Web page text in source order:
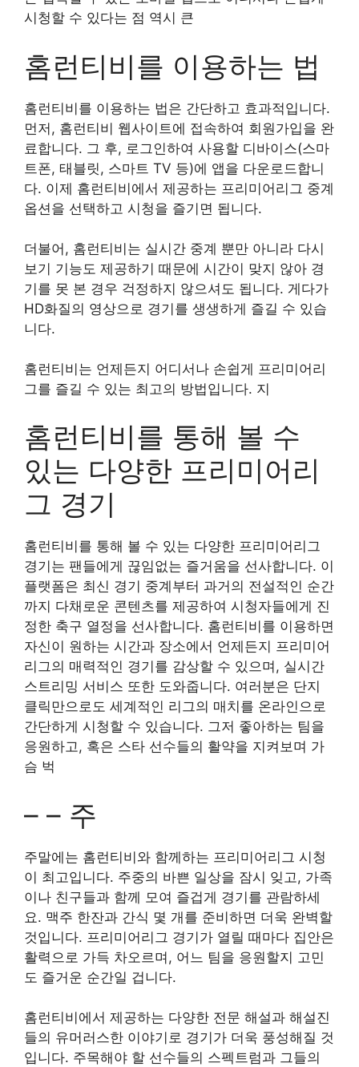
시청할 수 있다는 점 역시 큰
홈런티비를 이용하는 법
홈런티비를 이용하는 법은 간단하고 효과적입니다.
먼저, 홈런티비 웹사이트에 접속하여 회원가입을 완
료합니다. 그 후, 로그인하여 사용할 디바이스(스마
트폰, 태블릿, 스마트 TV 등)에 앱을 다운로드합니
다. 이제 홈런티비에서 제공하는 프리미어리그 중계
옵션을 선택하고 시청을 즐기면 됩니다.
더불어, 홈런티비는 실시간 중계 뿐만 아니라 다시
보기 기능도 제공하기 때문에 시간이 맞지 않아 경
기를 못 본 경우 걱정하지 않으셔도 됩니다. 게다가
HD화질의 영상으로 경기를 생생하게 즐길 수 있습
니다.
홈런티비는 언제든지 어디서나 손쉽게 프리미어리
그를 즐길 수 있는 최고의 방법입니다. 지
홈런티비를 통해 볼 수
있는 다양한 프리미어리
그 경기
홈런티비를 통해 볼 수 있는 다양한 프리미어리그
경기는 팬들에게 끊임없는 즐거움을 선사합니다. 이
플랫폼은 최신 경기 중계부터 과거의 전설적인 순간
까지 다채로운 콘텐츠를 제공하여 시청자들에게 진
정한 축구 열정을 선사합니다. 홈런티비를 이용하면
자신이 원하는 시간과 장소에서 언제든지 프리미어
리그의 매력적인 경기를 감상할 수 있으며, 실시간
스트리밍 서비스 또한 도와줍니다. 여러분은 단지
클릭만으로도 세계적인 리그의 매치를 온라인으로
간단하게 시청할 수 있습니다. 그저 좋아하는 팀을
응원하고, 혹은 스타 선수들의 활약을 지켜보며 가
슴 벅
– – 주
주말에는 홈런티비와 함께하는 프리미어리그 시청
이 최고입니다. 주중의 바쁜 일상을 잠시 잊고, 가족
이나 친구들과 함께 모여 즐겁게 경기를 관람하세
요. 맥주 한잔과 간식 몇 개를 준비하면 더욱 완벽할
것입니다. 프리미어리그 경기가 열릴 때마다 집안은
활력으로 가득 차오르며, 어느 팀을 응원할지 고민
도 즐거운 순간일 겁니다.
홈런티비에서 제공하는 다양한 전문 해설과 해설진
들의 유머러스한 이야기로 경기가 더욱 풍성해질 것
입니다. 주목해야 할 선수들의 스펙트럼과 그들의